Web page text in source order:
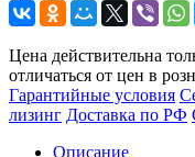
Цена действительна
отличаться от цен в
Гарантийные условия
лизинг Доставка по РФ
Описание